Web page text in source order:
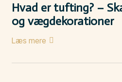
Hvad er tufting? –
og vægdekorationer
Læs mere